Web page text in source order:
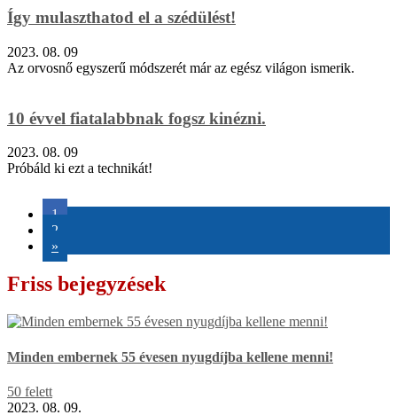
Így mulaszthatod el a szédülést!
2023. 08. 09
Az orvosnő egyszerű módszerét már az egész világon ismerik.
10 évvel fiatalabbnak fogsz kinézni.
2023. 08. 09
Próbáld ki ezt a technikát!
1
2
»
Friss bejegyzések
Minden embernek 55 évesen nyugdíjba kellene menni!
50 felett
2023. 08. 09.